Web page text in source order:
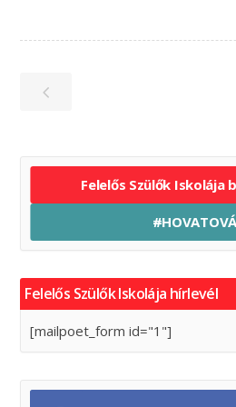
Felelős Szülők Iskolája
Felelős Szülők Iskolája hírlevél
[mailpoet_form id="1"]